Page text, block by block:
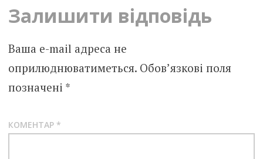
Залишити відповідь
Ваша e-mail адреса не
оприлюднюватиметься. Обов’язкові поля
позначені *
КОМЕНТАР *